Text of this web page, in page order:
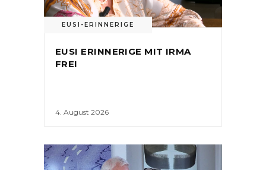
EUSI-ERINNERIGE
EUSI ERINNERIGE MIT IRMA
FREI
4. August 2026